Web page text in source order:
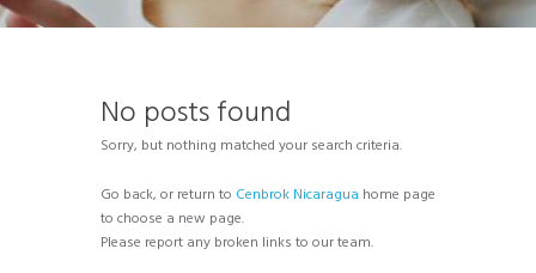
No posts found
Sorry, but nothing matched your search criteria.
Go back, or return to Cenbrok Nicaragua home page
to choose a new page.
Please report any broken links to our team.